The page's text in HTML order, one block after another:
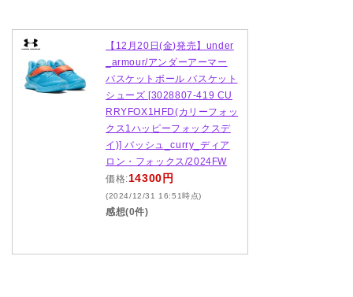
【12月20日(金)発売】under
_armour/アンダーアーマー
バスケットボール バスケット
シューズ [3028807-419 CU
RRYFOX1HFD(カリーフォッ
クス1ハッピーフォックスデ
イ)] バッシュ_curry_ディア
ロン・フォックス/2024FW
価格:14300円
(2024/12/31 16:51時点)
感想(0件)